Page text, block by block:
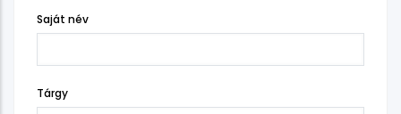
Saját név
Tárgy